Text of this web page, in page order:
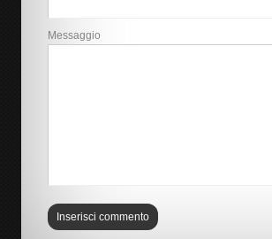
Messaggio